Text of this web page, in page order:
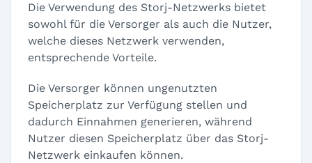
Die Verwendung des Storj-Netzwerks bietet
sowohl für die Versorger als auch die Nutzer,
welche dieses Netzwerk verwenden,
entsprechende Vorteile.
Die Versorger können ungenutzten
Speicherplatz zur Verfügung stellen und
dadurch Einnahmen generieren, während
Nutzer diesen Speicherplatz über das Storj-
Netzwerk einkaufen können.